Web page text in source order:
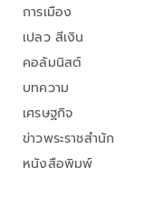
การเมือง
เปลว สีเงิน
คอลัมนิสต์
บทความ
เศรษฐกิจ
ข่าวพระราชสำนัก
หนังสือพิมพ์